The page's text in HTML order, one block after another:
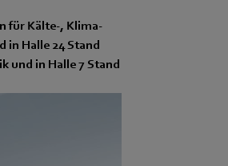
für Kälte-, Klima-
in Halle 24 Stand
und in Halle 7 Stand